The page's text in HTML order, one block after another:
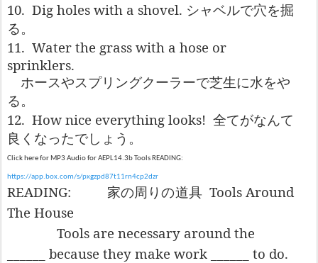
10. Dig holes with a shovel. シャベルで穴を掘
る。
11. Water the grass with a hose or
sprinklers.
ホースやスプリングクーラーで芝生に水をや
る。
12. How nice everything looks! 全てがなんて
良くなったでしょう。
Click here for MP3 Audio for AEPL14.3b Tools READING:
https://app.box.com/s/pxgzpd87t11rn4cp2dzr
READING: 家の周りの道具Tools Around
The House
Tools are necessary around the
______ because they make work ______ to do.